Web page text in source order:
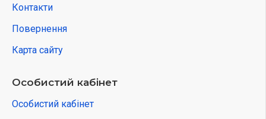
Контакти
Повернення
Карта сайту
Особистий кабінет
Особистий кабінет